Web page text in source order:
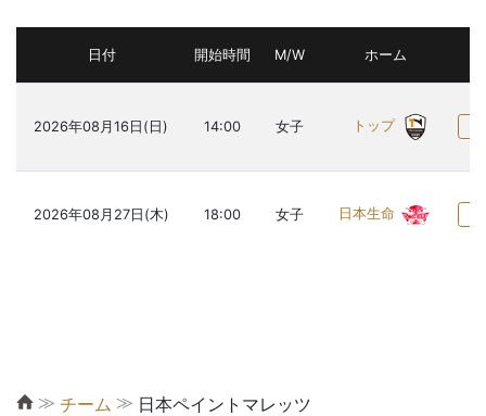
日付 開始時間 M/W ホーム
2026年08月16日(日) 14:00 女子 トップ
2026年08月27日(木) 18:00 女子 日本生命
≫ チーム ≫ 日本ペイントマレッツ